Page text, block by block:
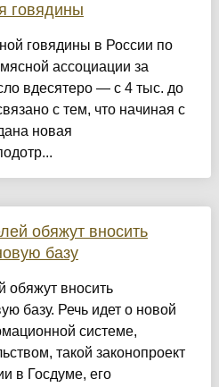
говядины
говядины в России по
ассоциации за
вдесятеро — с 4 тыс. до
с тем, что начиная с
новая
обяжут вносить
базу
обяжут вносить
базу. Речь идет о новой
системе,
такой законопроект
в Госдуме, его